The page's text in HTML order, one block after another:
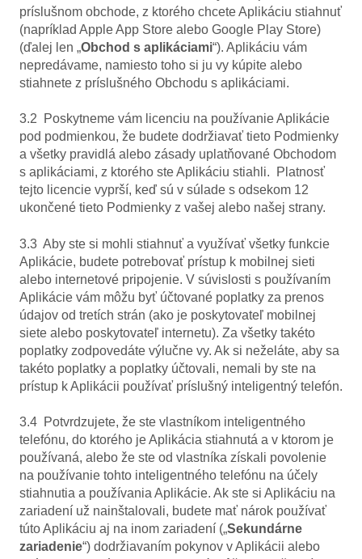
príslušnom obchode, z ktorého chcete Aplikáciu stiahnuť
(napríklad Apple App Store alebo Google Play Store)
(ďalej len „Obchod s aplikáciami“). Aplikáciu vám
nepredávame, namiesto toho si ju vy kúpite alebo
stiahnete z príslušného Obchodu s aplikáciami.
3.2 Poskytneme vám licenciu na používanie Aplikácie
pod podmienkou, že budete dodržiavať tieto Podmienky
a všetky pravidlá alebo zásady uplatňované Obchodom
s aplikáciami, z ktorého ste Aplikáciu stiahli. Platnosť
tejto licencie vyprší, keď sú v súlade s odsekom 12
ukončené tieto Podmienky z vašej alebo našej strany.
3.3 Aby ste si mohli stiahnuť a využívať všetky funkcie
Aplikácie, budete potrebovať prístup k mobilnej sieti
alebo internetové pripojenie. V súvislosti s používaním
Aplikácie vám môžu byť účtované poplatky za prenos
údajov od tretích strán (ako je poskytovateľ mobilnej
siete alebo poskytovateľ internetu). Za všetky takéto
poplatky zodpovedáte výlučne vy. Ak si neželáte, aby sa
takéto poplatky a poplatky účtovali, nemali by ste na
prístup k Aplikácii používať príslušný inteligentný telefón.
3.4 Potvrdzujete, že ste vlastníkom inteligentného
telefónu, do ktorého je Aplikácia stiahnutá a v ktorom je
používaná, alebo že ste od vlastníka získali povolenie
na používanie tohto inteligentného telefónu na účely
stiahnutia a používania Aplikácie. Ak ste si Aplikáciu na
zariadení už nainštalovali, budete mať nárok používať
túto Aplikáciu aj na inom zariadení („Sekundárne
zariadenie“) dodržiavaním pokynov v Aplikácii alebo